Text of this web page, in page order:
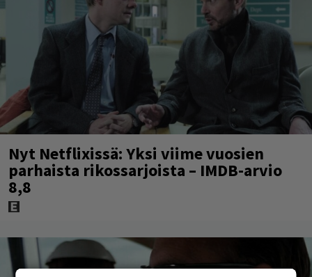
Nyt Netflixissä: Yksi viime vuosien
parhaista rikossarjoista – IMDB-arvio
8,8